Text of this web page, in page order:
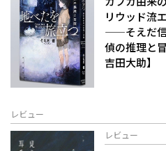
リウッド流
——そえだ信
偵の推理と
吉田大助】
レビュー
レビュー